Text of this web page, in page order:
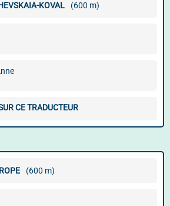
KOVAL (600 m)
CE TRADUCTEUR
(600 m)